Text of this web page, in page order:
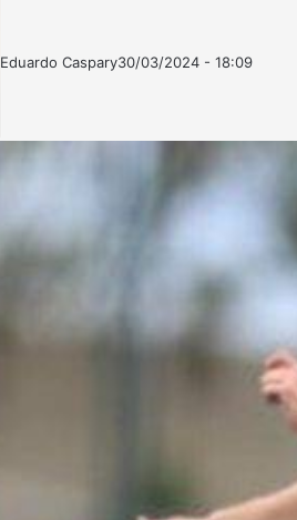
Eduardo CasparyFollow
Mande
30/03/2024 - 18:09